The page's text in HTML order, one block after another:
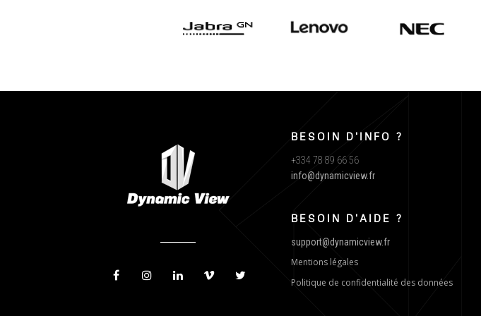
BESOIN D'INFO ?
+334 78 89 66 56
info@dynamicview.fr
BESOIN D'AIDE ?
support@dynamicview.fr
Mentions légales
Politique de confidentialité des données